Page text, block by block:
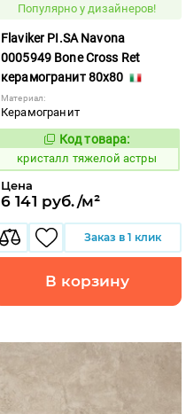
Популярно у дизайнеров!
Flaviker PI.SA Navona
0005949 Bone Cross Ret
керамогранит 80x80
Материал:
Керамогранит
825956
Код товара:
кристалл тяжелой астры
Цена
6 141 руб./м²
Заказ в 1 клик
В корзину